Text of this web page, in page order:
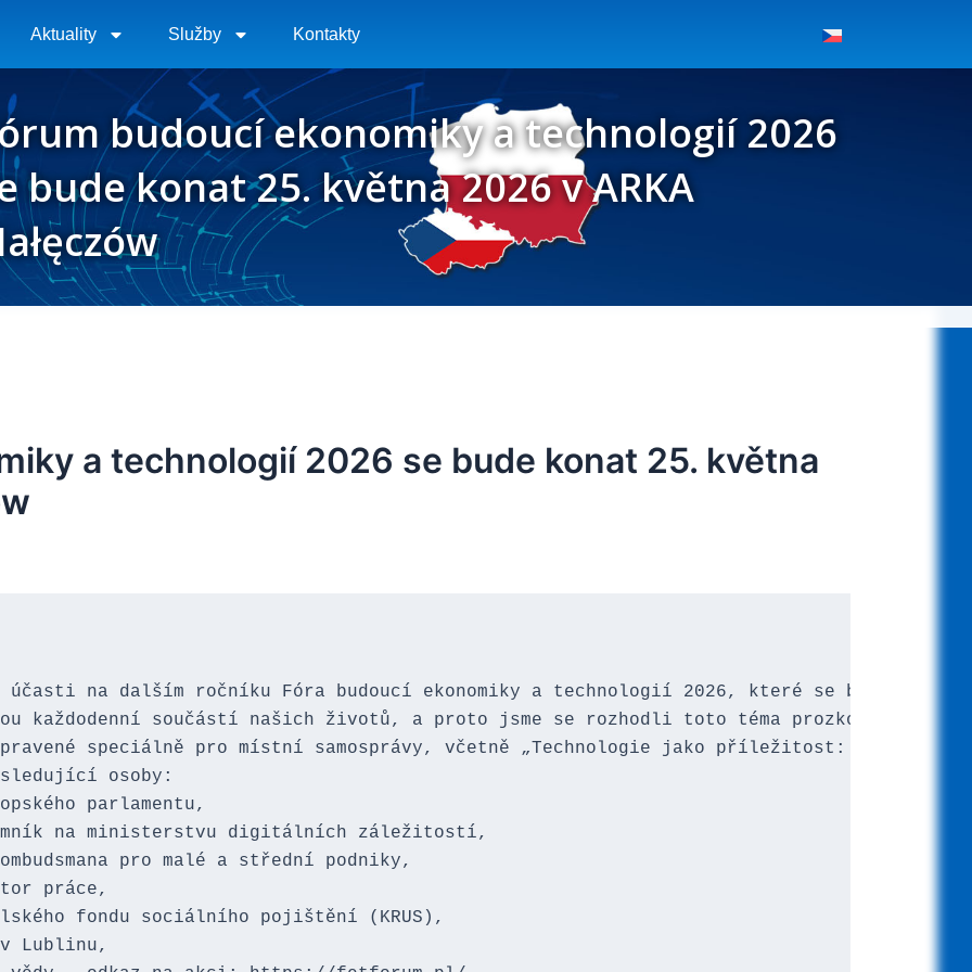
Aktuality Služby Kontakty
budoucí ekonomiky a technologií 2026
bude konat 25. května 2026 v ARKA
a technologií 2026 se bude konat 25. května
na dalším ročníku Fóra budoucí ekonomiky a technologií 2026, které se bude konat
každodenní součástí našich životů, a proto jsme se rozhodli toto téma prozkoumat
speciálně pro místní samosprávy, včetně „Technologie jako příležitost: Může
osoby:
parlamentu,
na ministerstvu digitálních záležitostí,
pro malé a střední podniky,
práce,
fondu sociálního pojištění (KRUS),
Lublinu,